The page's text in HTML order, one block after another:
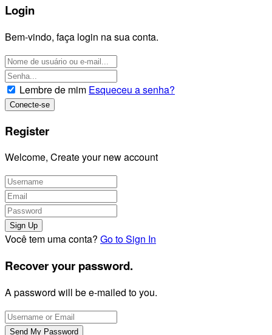
Login
Bem-vindo, faça login na sua conta.
Lembre de mim Esqueceu a senha?
Register
Welcome, Create your new account
Você tem uma conta? Go to Sign In
Recover your password.
A password will be e-mailed to you.